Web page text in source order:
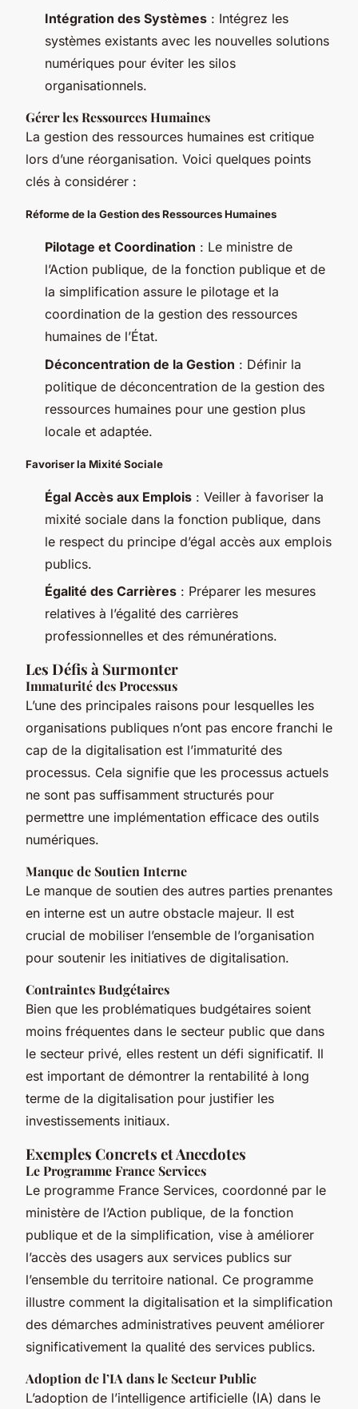
Intégration des Systèmes : Intégrez les
systèmes existants avec les nouvelles solutions
numériques pour éviter les silos
organisationnels.
Gérer les Ressources Humaines
La gestion des ressources humaines est critique
lors d’une réorganisation. Voici quelques points
clés à considérer :
Réforme de la Gestion des Ressources Humaines
Pilotage et Coordination : Le ministre de
l’Action publique, de la fonction publique et de
la simplification assure le pilotage et la
coordination de la gestion des ressources
humaines de l’État.
Déconcentration de la Gestion : Définir la
politique de déconcentration de la gestion des
ressources humaines pour une gestion plus
locale et adaptée.
Favoriser la Mixité Sociale
Égal Accès aux Emplois : Veiller à favoriser la
mixité sociale dans la fonction publique, dans
le respect du principe d’égal accès aux emplois
publics.
Égalité des Carrières : Préparer les mesures
relatives à l’égalité des carrières
professionnelles et des rémunérations.
Les Défis à Surmonter
Immaturité des Processus
L’une des principales raisons pour lesquelles les
organisations publiques n’ont pas encore franchi le
cap de la digitalisation est l’immaturité des
processus. Cela signifie que les processus actuels
ne sont pas suffisamment structurés pour
permettre une implémentation efficace des outils
numériques.
Manque de Soutien Interne
Le manque de soutien des autres parties prenantes
en interne est un autre obstacle majeur. Il est
crucial de mobiliser l’ensemble de l’organisation
pour soutenir les initiatives de digitalisation.
Contraintes Budgétaires
Bien que les problématiques budgétaires soient
moins fréquentes dans le secteur public que dans
le secteur privé, elles restent un défi significatif. Il
est important de démontrer la rentabilité à long
terme de la digitalisation pour justifier les
investissements initiaux.
Exemples Concrets et Anecdotes
Le Programme France Services
Le programme France Services, coordonné par le
ministère de l’Action publique, de la fonction
publique et de la simplification, vise à améliorer
l’accès des usagers aux services publics sur
l’ensemble du territoire national. Ce programme
illustre comment la digitalisation et la simplification
des démarches administratives peuvent améliorer
significativement la qualité des services publics.
Adoption de l’IA dans le Secteur Public
L’adoption de l’intelligence artificielle (IA) dans le